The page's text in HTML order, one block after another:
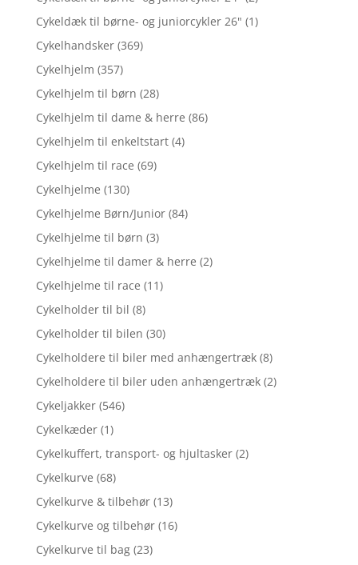
Cykeldæk til børne- og juniorcykler 26" (1)
Cykelhandsker (369)
Cykelhjelm (357)
Cykelhjelm til børn (28)
Cykelhjelm til dame & herre (86)
Cykelhjelm til enkeltstart (4)
Cykelhjelm til race (69)
Cykelhjelme (130)
Cykelhjelme Børn/Junior (84)
Cykelhjelme til børn (3)
Cykelhjelme til damer & herre (2)
Cykelhjelme til race (11)
Cykelholder til bil (8)
Cykelholder til bilen (30)
Cykelholdere til biler med anhængertræk (8)
Cykelholdere til biler uden anhængertræk (2)
Cykeljakker (546)
Cykelkæder (1)
Cykelkuffert, transport- og hjultasker (2)
Cykelkurve (68)
Cykelkurve & tilbehør (13)
Cykelkurve og tilbehør (16)
Cykelkurve til bag (23)